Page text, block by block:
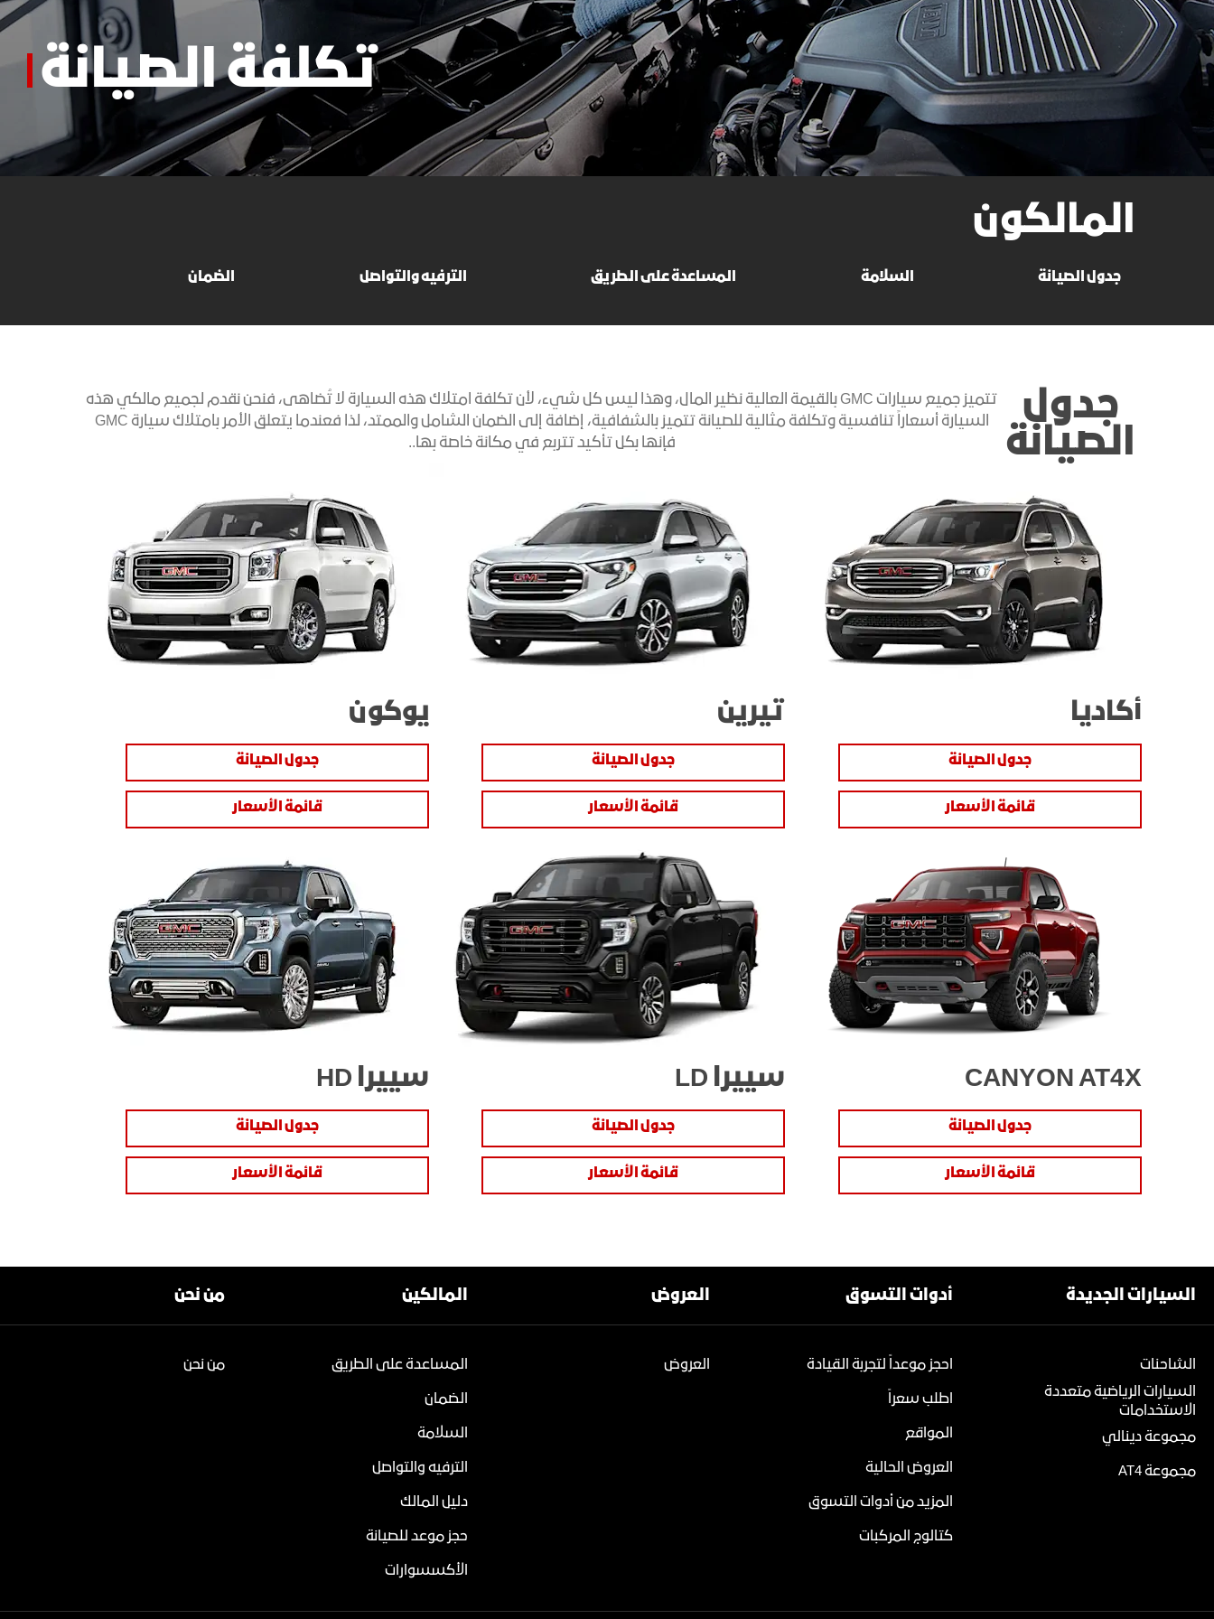
اكتشف أكاديا
اكتشف تيرين
كتالوج المركبات
الأكسسوارات
تكلفة الصيانة
المالكون
جدول الصيانة السلامة المساعدة على الطريق الترفيه والتواصل الضمان
جدول
الصيانة
تتميز جميع سيارات GMC بالقيمة العالية نظير المال، وهذا ليس كل شيء، لأن تكلفة امتلاك هذه السيارة لا تُضاهى، فنحن نقدم لجميع مالكي هذه
السيارة أسعاراً تنافسية وتكلفة مثالية للصيانة تتميز بالشفافية، إضافة إلى الضمان الشامل والممتد، لذا فعندما يتعلق الأمر بامتلاك سيارة GMC
فإنها بكل تأكيد تتربع في مكانة خاصة بها..
أكاديا
جدول الصيانة
قائمة الأسعار
تيرين
جدول الصيانة
قائمة الأسعار
يوكون
جدول الصيانة
قائمة الأسعار
CANYON AT4X
جدول الصيانة
قائمة الأسعار
سييرا LD
جدول الصيانة
قائمة الأسعار
سييرا HD
جدول الصيانة
قائمة الأسعار
السيارات الجديدة
الشاحنات
السيارات الرياضية متعددة
الاستخدامات
مجموعة دينالي
مجموعة AT4
أدوات التسوق
احجز موعداً لتجربة القيادة
اطلب سعراً
المواقع
العروض الحالية
المزيد من أدوات التسوق
كتالوج المركبات
العروض
العروض
المالكين
المساعدة على الطريق
الضمان
السلامة
الترفيه والتواصل
دليل المالك
حجز موعد للصيانة
الأكسسوارات
من نحن
من نحن